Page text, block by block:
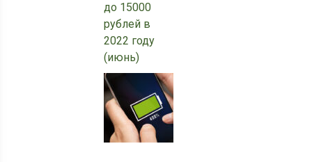
до 15000
рублей в
2022 году
(июнь)